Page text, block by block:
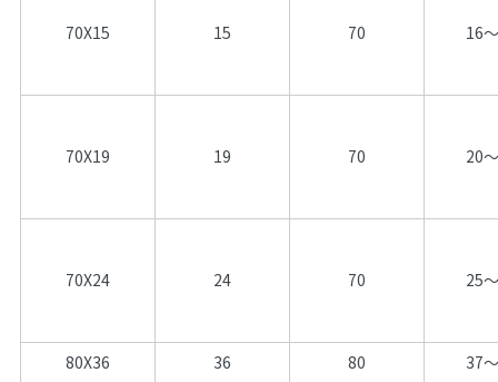
70X15 15 70 16
70X19 19 70 20
70X24 24 70 25
80X36 36 80 37